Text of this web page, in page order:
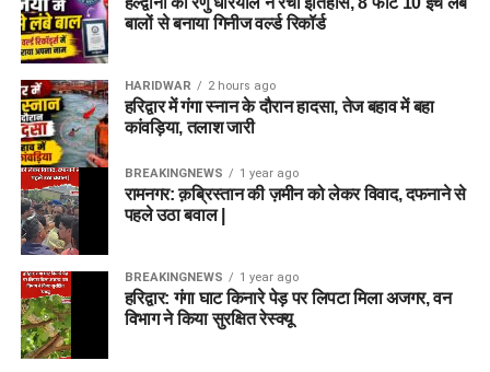
बालों से बनाया गिनीज वर्ल्ड रिकॉर्ड
HARIDWAR 2 hours ago
हरिद्वार में गंगा स्नान के दौरान हादसा, तेज बहाव में बहा
कांवड़िया, तलाश जारी
BREAKINGNEWS 1 year ago
रामनगर: क़ब्रिस्तान की ज़मीन को लेकर विवाद, दफनाने से
पहले उठा बवाल |
BREAKINGNEWS 1 year ago
हरिद्वार: गंगा घाट किनारे पेड़ पर लिपटा मिला अजगर, वन
विभाग ने किया सुरक्षित रेस्क्यू